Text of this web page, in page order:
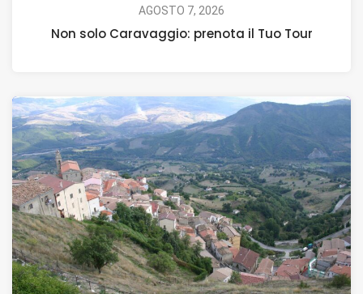
AGOSTO 7, 2026
Non solo Caravaggio: prenota il Tuo Tour